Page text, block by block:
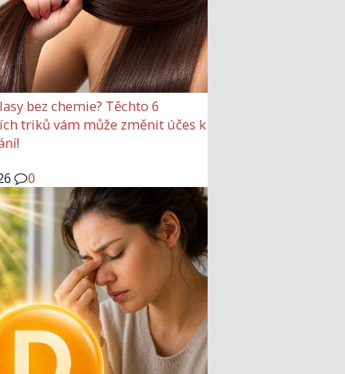
bez chemie? Těchto 6
triků vám může změnit účes k
0